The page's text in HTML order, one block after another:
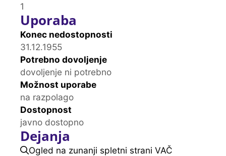
1
Uporaba
Konec nedostopnosti
31.12.1955
Potrebno dovoljenje
dovoljenje ni potrebno
Možnost uporabe
na razpolago
Dostopnost
javno dostopno
Dejanja
Ogled na zunanji spletni strani VAČ